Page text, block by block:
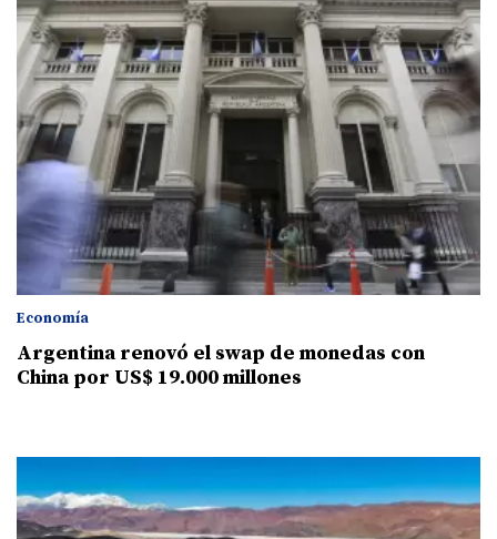
Economía
Argentina renovó el swap de monedas con
China por US$ 19.000 millones